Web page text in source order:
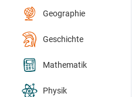
Geographie
Geschichte
Mathematik
Physik